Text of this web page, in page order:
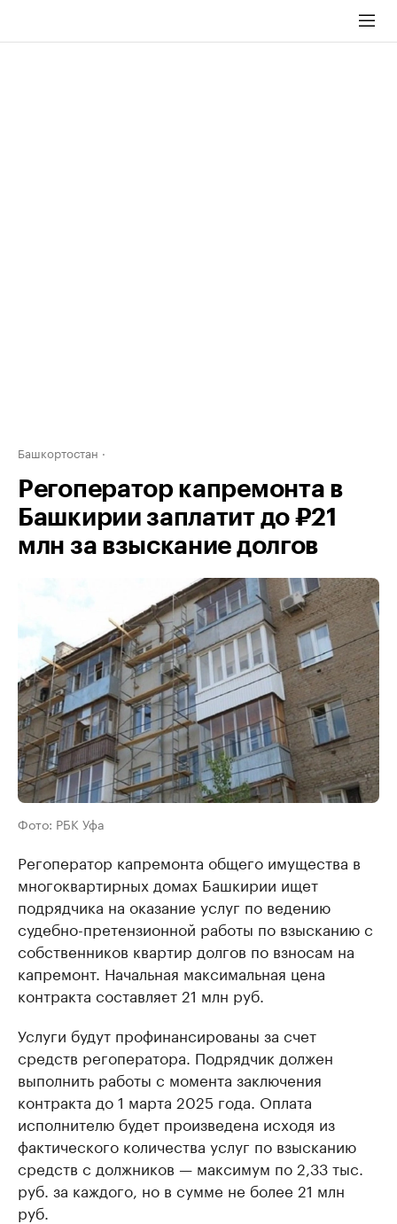
Башкортостан
Регоператор капремонта в
Башкирии заплатит до ₽21
млн за взыскание долгов
Фото: РБК Уфа
Регоператор капремонта общего имущества в
многоквартирных домах Башкирии ищет
подрядчика на оказание услуг по ведению
судебно-претензионной работы по взысканию с
собственников квартир долгов по взносам на
капремонт. Начальная максимальная цена
контракта составляет 21 млн руб.
Услуги будут профинансированы за счет
средств регоператора. Подрядчик должен
выполнить работы с момента заключения
контракта до 1 марта 2025 года. Оплата
исполнителю будет произведена исходя из
фактического количества услуг по взысканию
средств с должников — максимум по 2,33 тыс.
руб. за каждого, но в сумме не более 21 млн
руб.